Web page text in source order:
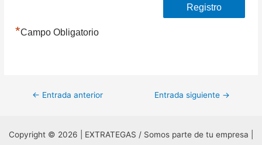
*Campo Obligatorio
Navegación
entradas
← Entrada anterior Entrada siguiente →
Copyright © 2026 | EXTRATEGAS / Somos parte de tu empresa |